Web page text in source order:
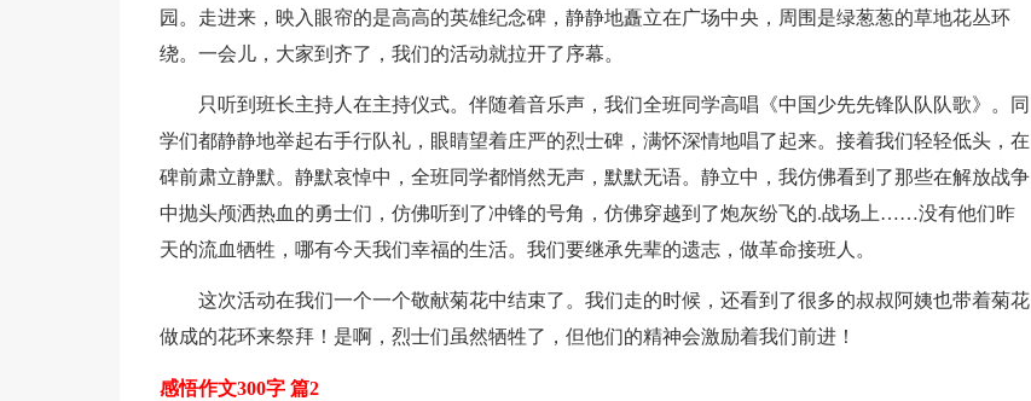
园。走进来，映入眼帘的是高高的英雄纪念碑，静静地矗立在广场中央，周围是绿葱葱的草地花丛环
绕。一会儿，大家到齐了，我们的活动就拉开了序幕。
只听到班长主持人在主持仪式。伴随着音乐声，我们全班同学高唱《中国少先先锋队队队歌》。同
学们都静静地举起右手行队礼，眼睛望着庄严的烈士碑，满怀深情地唱了起来。接着我们轻轻低头，在
碑前肃立静默。静默哀悼中，全班同学都悄然无声，默默无语。静立中，我仿佛看到了那些在解放战争
中抛头颅洒热血的勇士们，仿佛听到了冲锋的号角，仿佛穿越到了炮灰纷飞的.战场上……没有他们昨
天的流血牺牲，哪有今天我们幸福的生活。我们要继承先辈的遗志，做革命接班人。
这次活动在我们一个一个敬献菊花中结束了。我们走的时候，还看到了很多的叔叔阿姨也带着菊花
做成的花环来祭拜！是啊，烈士们虽然牺牲了，但他们的精神会激励着我们前进！
感悟作文300字 篇2